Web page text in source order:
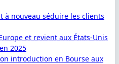
à nouveau séduire les clients
et revient aux États-Unis
2025
introduction en Bourse aux